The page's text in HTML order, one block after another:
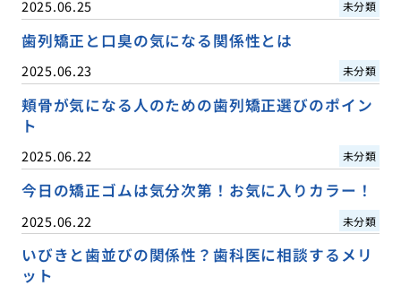
2025.06.25 未分類
歯列矯正と口臭の気になる関係性とは
2025.06.23 未分類
頬骨が気になる人のための歯列矯正選びのポイン
ト
2025.06.22 未分類
今日の矯正ゴムは気分次第！お気に入りカラー！
2025.06.22 未分類
いびきと歯並びの関係性？歯科医に相談するメリ
ット